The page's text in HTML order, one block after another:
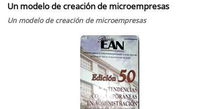
Un modelo de creación de microempresas
Un modelo de creación de microempresas